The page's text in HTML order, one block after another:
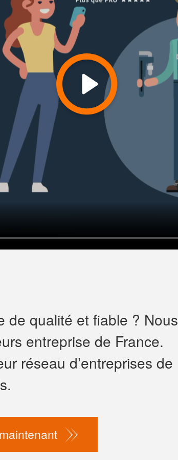
de qualité et fiable ? Nous
entreprise de France.
réseau d’entreprises de